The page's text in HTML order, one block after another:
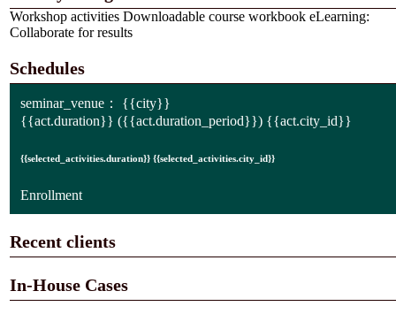
Workshop activities Downloadable course workbook eLearning:
Collaborate for results
Schedules
seminar_venue： {{city}}
{{act.duration}} ({{act.duration_period}}) {{act.city_id}}
{{selected_activities.duration}} {{selected_activities.city_id}}
Enrollment
Recent clients
In-House Cases